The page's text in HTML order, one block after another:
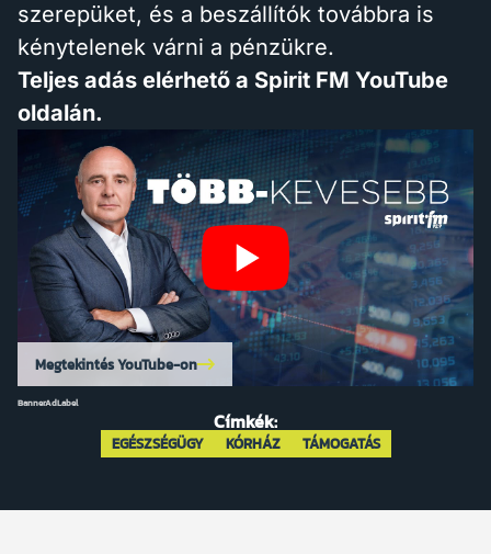
szerepüket, és a beszállítók továbbra is
kénytelenek várni a pénzükre.
Teljes adás elérhető a Spirit FM YouTube
oldalán.
Megtekintés YouTube-on
BannerAdLabel
Címkék:
EGÉSZSÉGÜGY KÓRHÁZ TÁMOGATÁS